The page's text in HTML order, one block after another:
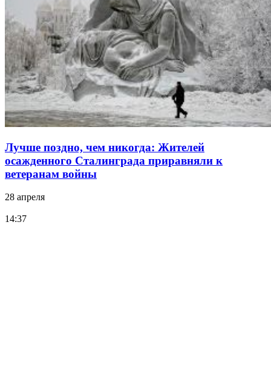
Лучше поздно, чем никогда: Жителей
осажденного Сталинграда приравняли к
ветеранам войны
28 апреля
14:37